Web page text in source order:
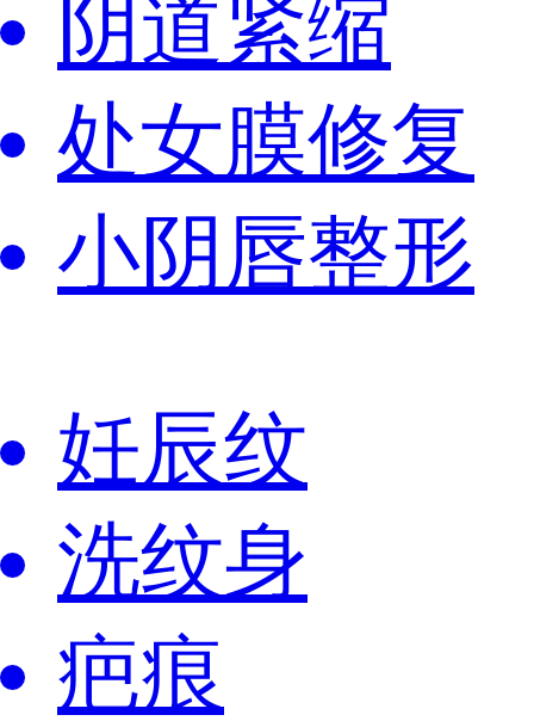
阴道紧缩
处女膜修复
小阴唇整形
妊辰纹
洗纹身
疤痕